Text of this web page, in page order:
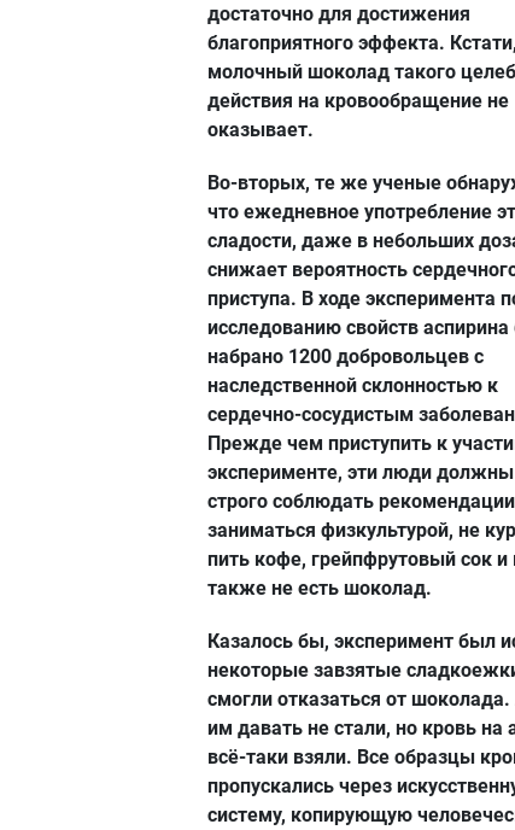
достаточно для достижения
благоприятного эффекта. Кстати,
молочный шоколад такого
действия на кровообращение не
оказывает.
Во-вторых, те же ученые
что ежедневное употребление
сладости, даже в небольших
снижает вероятность
приступа. В ходе эксперимента
исследованию свойств
набрано 1200 добровольцев с
наследственной склонностью к
сердечно-сосудистым
Прежде чем приступить к
эксперименте, эти люди
строго соблюдать
заниматься физкультурой, не
пить кофе, грейпфрутовый сок и
также не есть шоколад.
Казалось бы, эксперимент был
некоторые завзятые
смогли отказаться от
им давать не стали, но кровь на
всё-таки взяли. Все образцы
пропускались через
систему, копирующую